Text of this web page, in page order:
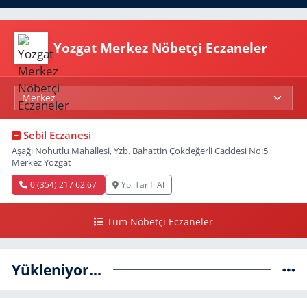
Yozgat Merkez Nöbetçi Eczaneler
Sebil Eczanesi
Aşağı Nohutlu Mahallesi, Yzb. Bahattin Çokdeğerli Caddesi No:5
Merkez Yozgat
0 (354) 217 62 67 Yol Tarifi Al
Tüm Nöbetçi Eczaneler
Yükleniyor...